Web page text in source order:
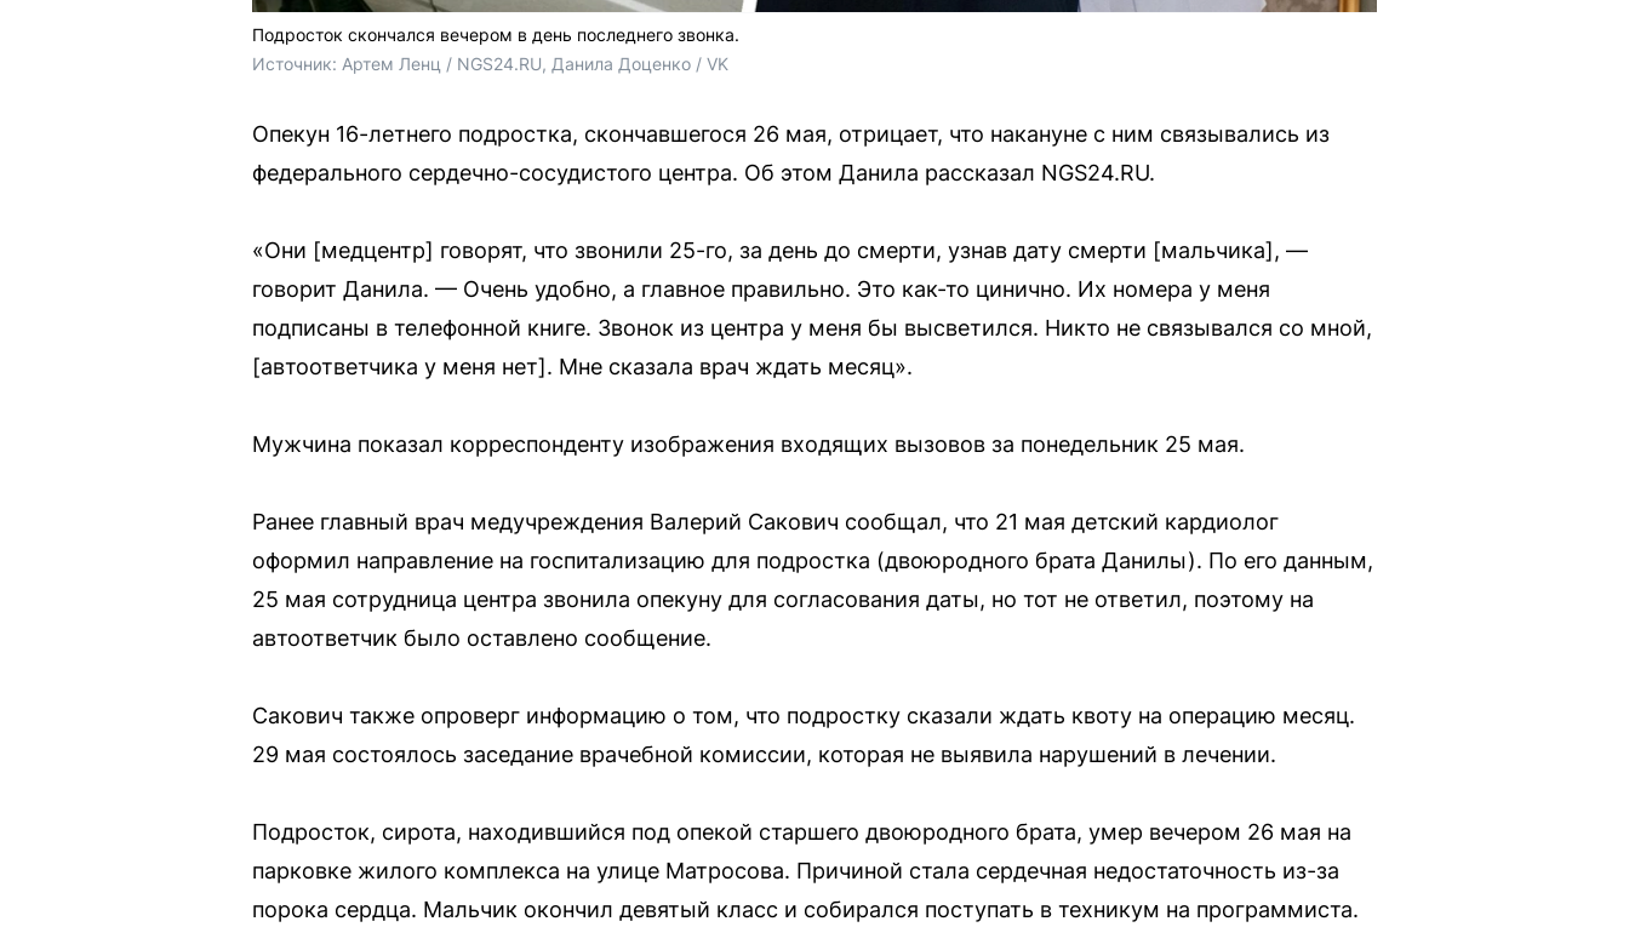
Подросток скончался вечером в день последнего звонка.
Источник: Артем Ленц / NGS24.RU, Данила Доценко / VK
Опекун 16-летнего подростка, скончавшегося 26 мая, отрицает, что накануне с ним связывались из
федерального сердечно-сосудистого центра. Об этом Данила рассказал NGS24.RU.
«Они [медцентр] говорят, что звонили 25-го, за день до смерти, узнав дату смерти [мальчика], —
говорит Данила. — Очень удобно, а главное правильно. Это как-то цинично. Их номера у меня
подписаны в телефонной книге. Звонок из центра у меня бы высветился. Никто не связывался со мной,
[автоответчика у меня нет]. Мне сказала врач ждать месяц».
Мужчина показал корреспонденту изображения входящих вызовов за понедельник 25 мая.
Ранее главный врач медучреждения Валерий Сакович сообщал, что 21 мая детский кардиолог
оформил направление на госпитализацию для подростка (двоюродного брата Данилы). По его данным,
25 мая сотрудница центра звонила опекуну для согласования даты, но тот не ответил, поэтому на
автоответчик было оставлено сообщение.
Сакович также опроверг информацию о том, что подростку сказали ждать квоту на операцию месяц.
29 мая состоялось заседание врачебной комиссии, которая не выявила нарушений в лечении.
Подросток, сирота, находившийся под опекой старшего двоюродного брата, умер вечером 26 мая на
парковке жилого комплекса на улице Матросова. Причиной стала сердечная недостаточность из-за
порока сердца. Мальчик окончил девятый класс и собирался поступать в техникум на программиста.